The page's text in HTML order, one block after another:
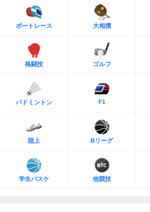
ボートレース 大相撲
格闘技 ゴルフ
バドミントン F1
陸上 Bリーグ
学生バスケ 他競技